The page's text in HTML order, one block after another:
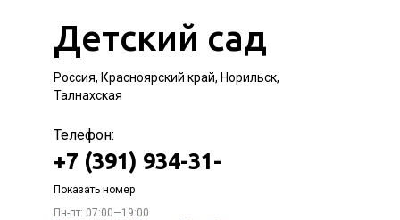
Детский сад
Россия, Красноярский край, Норильск,
Талнахская
Телефон:
+7 (391) 934-31-
Показать номер
Пн-пт: 07:00—19:00